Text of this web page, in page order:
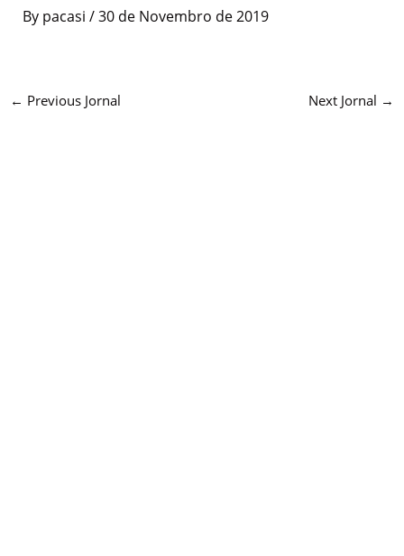
By pacasi /30 de Novembro de 2019
← Previous Jornal Next Jornal →